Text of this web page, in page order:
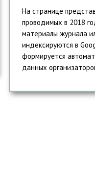
На странице
проводимых в 2018
материалы журнала
индексируются в
формируется
данных